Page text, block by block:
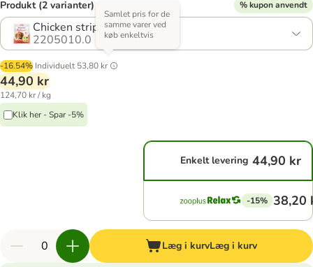
Produkt (2 varianter) % kupon anvendt
Chicken strips (2 x 180 g)
2205010.0
-16.54% Individuelt 53,80 kr
Samlet pris for de
samme varer ved
køb enkeltvis
44,90 kr
124,70 kr / kg
Klik her - Spar -5%
Enkelt levering 44,90 kr
-15% 38,20
Læg i kurvLæg i kurv